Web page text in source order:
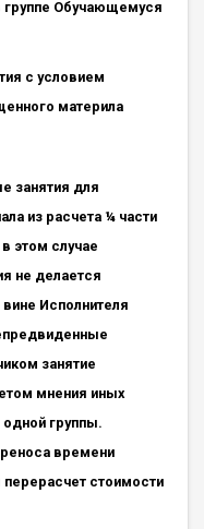
группе Обучающемуся
с условием
материла
занятия для
из расчета ¼ части
этом случае
не делается
Исполнителя
занятие
мнения иных
группы.
времени
перерасчет стоимости